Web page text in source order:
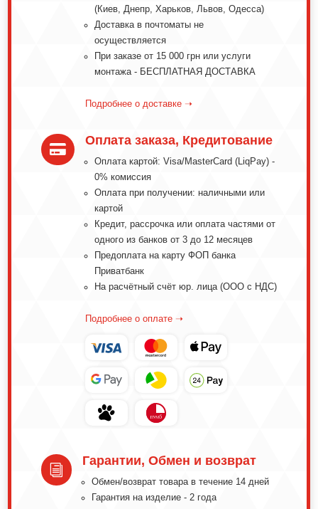
(Киев, Днепр, Харьков, Львов, Одесса)
Доставка в почтоматы не
осуществляется
При заказе от 15 000 грн или услуги
монтажа - БЕСПЛАТНАЯ ДОСТАВКА
Подробнее о доставке ➝

Оплата заказа, Кредитование
Оплата картой: Visa/MasterCard (LiqPay) -
0% комиссия
Оплата при получении: наличными или
картой
Кредит, рассрочка или оплата частями от
одного из банков от 3 до 12 месяцев
Предоплата на карту ФОП банка
Приватбанк
На расчётный счёт юр. лица (ООО с НДС)
Подробнее о оплате ➝
i
Гарантии, Обмен и возврат
Обмeн/вoзвpaт тoвapa в тeчeниe 14 днeй
Гарантия на изделие - 2 года